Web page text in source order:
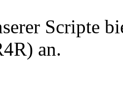
Scripte
an.